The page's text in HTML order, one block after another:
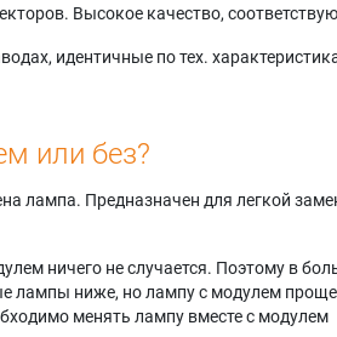
Высокое качество,
идентичные по тех.
или без?
лампа. Предназначен для легкой
ничего не случается. Поэтому в
лампы ниже, но лампу с модулем
менять лампу вместе с модулем